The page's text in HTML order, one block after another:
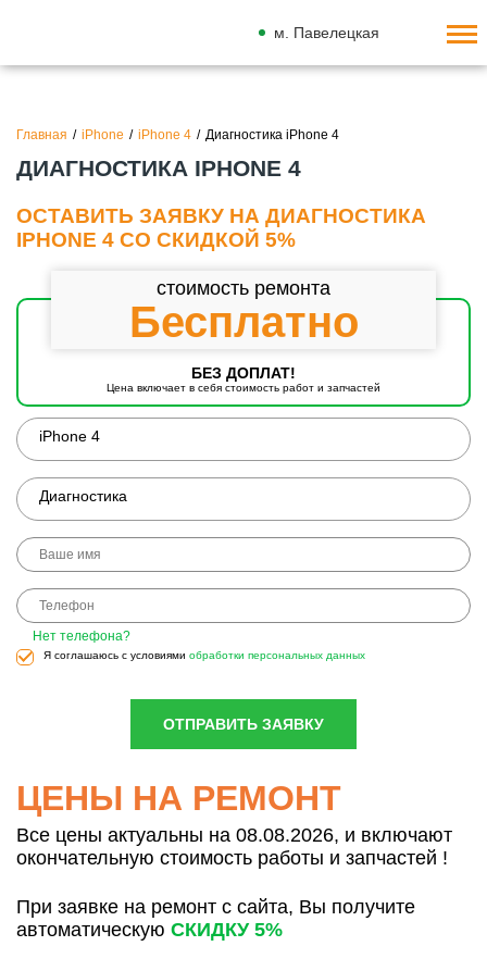
м. Павелецкая
Главная / iPhone / iPhone 4 / Диагностика iPhone 4
ДИАГНОСТИКА IPHONE 4
ОСТАВИТЬ ЗАЯВКУ НА ДИАГНОСТИКА
IPHONE 4 СО СКИДКОЙ 5%
iPhone 4
Диагностика
Нет телефона?
Я соглашаюсь с условиями обработки персональных данных
ОТПРАВИТЬ ЗАЯВКУ
стоимость ремонта
Бесплатно
БЕЗ ДОПЛАТ!
Цена включает в себя стоимость работ и запчастей
ЦЕНЫ НА РЕМОНТ
Все цены актуальны на 08.08.2026, и включают
окончательную стоимость работы и запчастей !
При заявке на ремонт с сайта, Вы получите
автоматическую СКИДКУ 5%